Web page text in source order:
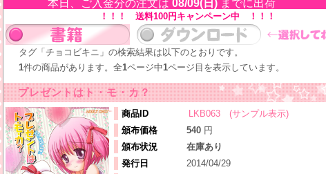
本日、ご入金分の注文は 08/09(日) までに出荷
！！！ 送料100円キャンペーン中 ！！！
タグ「チョコビキニ」の検索結果は以下のとおりです。
1件の商品があります。全1ページ中1ページ目を表示しています。
プレゼントはト・モ・カ？
商品ID
LKB063 (サンプル表示)
頒布価格
540 円
頒布状況
在庫あり
発行日
2014/04/29